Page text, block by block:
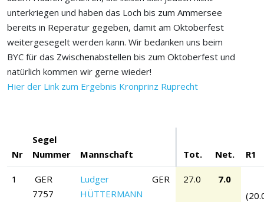
unterkriegen und haben das Loch bis zum Ammersee
bereits in Reperatur gegeben, damit am Oktoberfest
weitergesegelt werden kann. Wir bedanken uns beim
BYC für das Zwischenabstellen bis zum Oktoberfest und
natürlich kommen wir gerne wieder!
Hier der Link zum Ergebnis Kronprinz Ruprecht
Nr
Segel
Nummer
Mannschaft Tot. Net. R1
1
GER
7757
Ludger
HÜTTERMANN
GER 27.0
7.0